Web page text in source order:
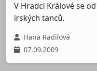
V Hradci Králové se
irských tanců.
Hana Radilová
07.09.2009